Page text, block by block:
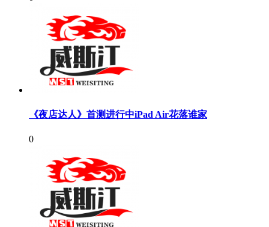
《夜店达人》首测进行中iPad Air花落谁家
0